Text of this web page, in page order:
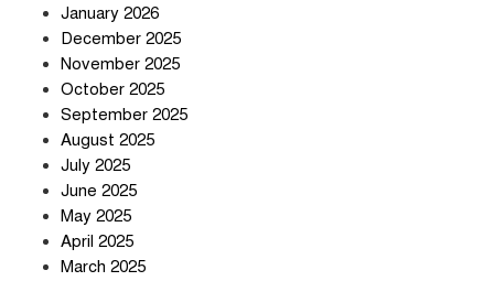
January 2026
December 2025
November 2025
October 2025
September 2025
August 2025
July 2025
June 2025
May 2025
April 2025
March 2025